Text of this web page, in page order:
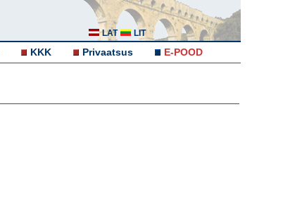
LAT LIT
KKK Privaatsus E-POOD